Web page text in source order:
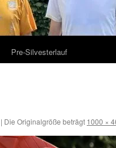
Pre-Silvesterlauf
| Die Originalgröße beträgt 1000 ×